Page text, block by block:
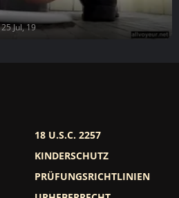
25 Jul, 19
18 U.S.C. 2257
KINDERSCHUTZ
PRÜFUNGSRICHTLINIEN